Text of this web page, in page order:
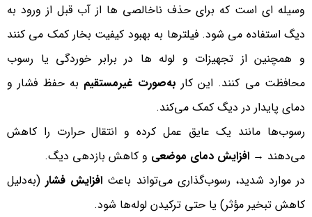
وسیله ای است که برای حذف ناخالصی ها از آب قبل از ورود به
دیگ استفاده می شود. فیلترها به بهبود کیفیت بخار کمک می کنند
و همچنین از تجهیزات و لوله ها در برابر خوردگی یا رسوب
محافظت می کنند. این کار به‌صورت غیرمستقیم به حفظ فشار و
دمای پایدار در دیگ کمک می‌کند.
رسوب‌ها مانند یک عایق عمل کرده و انتقال حرارت را کاهش
می‌دهند → افزایش دمای موضعی و کاهش بازدهی دیگ.
در موارد شدید، رسوب‌گذاری می‌تواند باعث افزایش فشار (به‌دلیل
کاهش تبخیر مؤثر) یا حتی ترکیدن لوله‌ها شود.